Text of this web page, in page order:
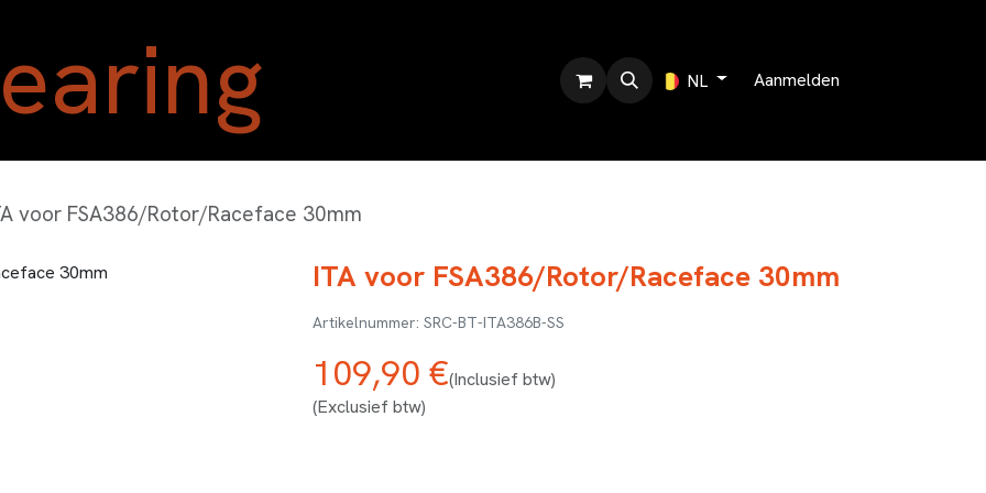
NL Aanmelden
voor FSA386/Rotor/Raceface 30mm
ITA voor FSA386/Rotor/Raceface 30mm
SRC-BT-ITA386B-SS
109,90 €(Inclusief btw)
(Exclusief btw)